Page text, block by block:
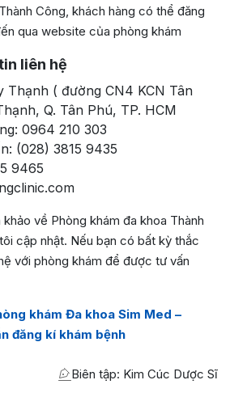
Công, khách hàng có thể đăng
qua website của phòng khám
liên hệ
Thạnh ( đường CN4 KCN Tân
Q. Tân Phú, TP. HCM
0964 210 303
(028) 3815 9435
9465
về Phòng khám đa khoa Thành
cập nhật. Nếu bạn có bất kỳ thắc
với phòng khám để được tư vấn
khám Đa khoa Sim Med –
đăng kí khám bệnh
Biên tập: Kim Cúc Dược Sĩ